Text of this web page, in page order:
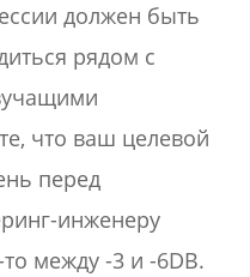
должен быть
рядом с
что ваш целевой
перед
инженеру
между -3 и -6DB.